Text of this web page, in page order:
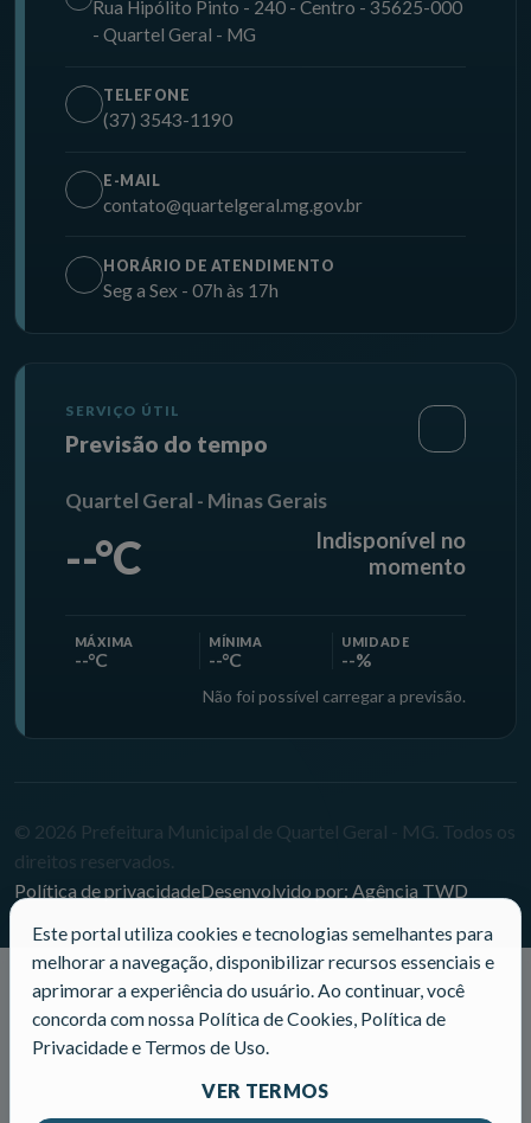
Rua Hipólito Pinto - 240 - Centro - 35625-000
- Quartel Geral - MG
TELEFONE
(37) 3543-1190
E-MAIL
contato@quartelgeral.mg.gov.br
HORÁRIO DE ATENDIMENTO
Seg a Sex - 07h às 17h
SERVIÇO ÚTIL
Previsão do tempo
Quartel Geral - Minas Gerais
--°C
Indisponível no
momento
MÁXIMA
--°C
MÍNIMA
--°C
UMIDADE
--%
Não foi possível carregar a previsão.
© 2026 Prefeitura Municipal de Quartel Geral - MG. Todos os
direitos reservados.
Política de privacidadeDesenvolvido por: Agência TWD
Este portal utiliza cookies e tecnologias semelhantes para
melhorar a navegação, disponibilizar recursos essenciais e
aprimorar a experiência do usuário. Ao continuar, você
concorda com nossa Política de Cookies, Política de
Privacidade e Termos de Uso.
VER TERMOS